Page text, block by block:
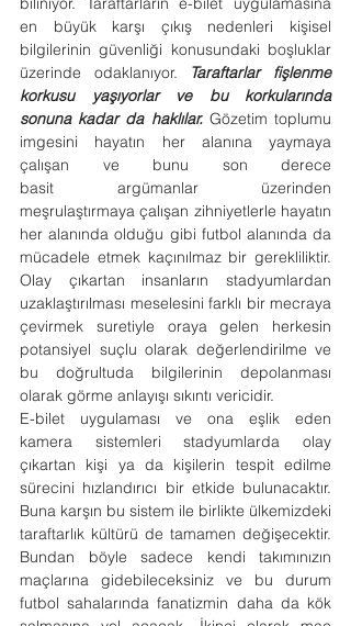
en büyük karşı çıkış nedenleri kişisel
bilgilerinin güvenliği konusundaki boşluklar
üzerinde odaklanıyor. Taraftarlar fişlenme
korkusu yaşıyorlar ve bu korkularında
sonuna kadar da haklılar. Gözetim toplumu
imgesini hayatın her alanına yaymaya
çalışan ve bunu son derece
basit argümanlar üzerinden
meşrulaştırmaya çalışan zihniyetlerle hayatın
her alanında olduğu gibi futbol alanında da
mücadele etmek kaçınılmaz bir gerekliliktir.
Olay çıkartan insanların stadyumlardan
uzaklaştırılması meselesini farklı bir mecraya
çevirmek suretiyle oraya gelen herkesin
potansiyel suçlu olarak değerlendirilme ve
bu doğrultuda bilgilerinin depolanması
olarak görme anlayışı sıkıntı vericidir.
​E-bilet uygulaması ve ona eşlik eden
kamera sistemleri stadyumlarda olay
çıkartan kişi ya da kişilerin tespit edilme
sürecini hızlandırıcı bir etkide bulunacaktır.
Buna karşın bu sistem ile birlikte ülkemizdeki
taraftarlık kültürü de tamamen değişecektir.
Bundan böyle sadece kendi takımınızın
maçlarına gidebileceksiniz ve bu durum
futbol sahalarında fanatizmin daha da kök